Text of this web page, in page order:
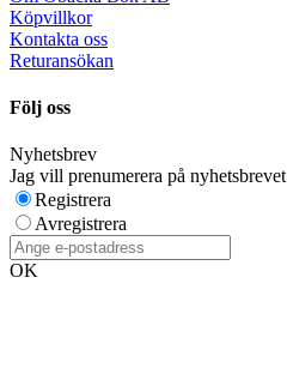
Köpvillkor
Kontakta oss
Returansökan
Följ oss
Nyhetsbrev
Jag vill prenumerera på nyhetsbrevet
Registrera
Avregistrera
OK